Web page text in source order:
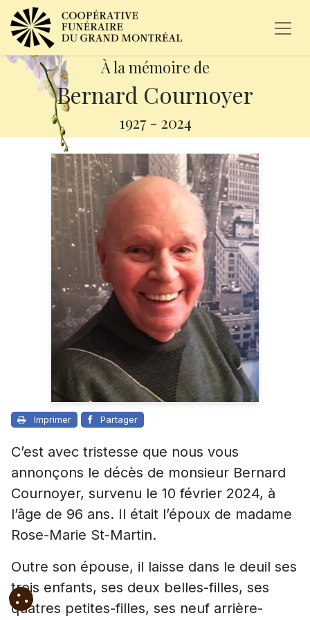
À la mémoire de
Bernard Cournoyer
1927 - 2024
Imprimer Partager
C’est avec tristesse que nous vous
annonçons le décès de monsieur Bernard
Cournoyer, survenu le 10 février 2024, à
l’âge de 96 ans. Il était l’époux de madame
Rose-Marie St-Martin.
Outre son épouse, il laisse dans le deuil ses
trois enfants, ses deux belles-filles, ses
quatres petites-filles, ses neuf arrière-